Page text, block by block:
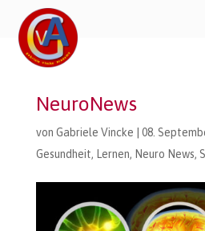
NeuroNews
von Gabriele Vincke 08.
Gesundheit, Lernen, Neuro News,